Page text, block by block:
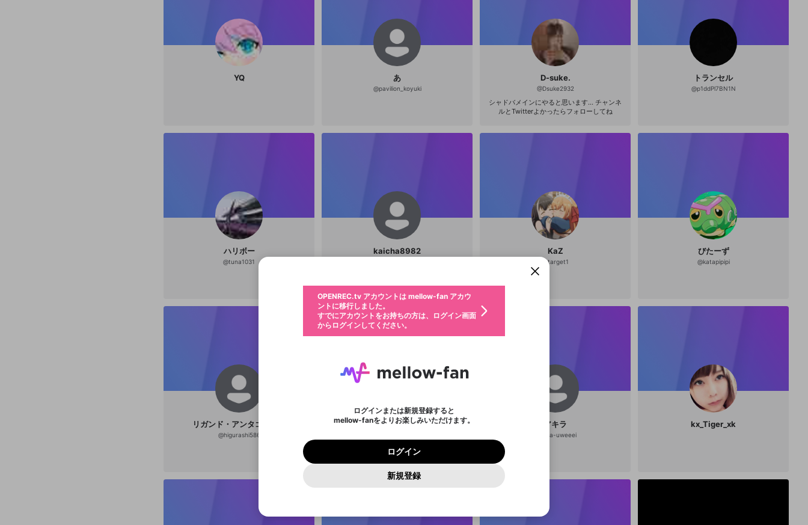
検索履歴をすべて削除しますか？
いいえ はい
YQ あ
@pavilion_koyuki
D-suke.
@Dsuke2932
シャドバメインにやると思います… チャンネ
ルとTwitterよかったらフォローしてね
トランセル
@p1ddPl7BN1N
ハリボー
@tuna1031
kaicha8982 KaZ
@target1
びたーず
@katapipipi
リガンド・アンタゴニスト
@higurashi586
kaito アキラ
akira-uweeei
kx_Tiger_xk
チームメンバーに追加しますか？
キャンセル はい
ブロックリストに追加しますか？
キャンセル OK
この動画の公開は終了しました
OK
ファンレター
応援している配信者にファンレターを送ることができま
す。好きなデザインを選んでメッセージを書いたり、エ
ールアイテムでデコレーションして、配信者に届けまし
※ファンレター機能は有料サービスです。
ファンレターを作成
固定動画に設定
マイページに表示されている動画 (ライブ配信、配信予定、ア
ーカイブ、アップロード動画) をページのトップに1つ固定で
きます。動画タイトル横のメニューより設定することができま
す。
動画プレイリストを選択
選択できるプレイリストがありません。プレイリストは動画の再生画面で作成で
動画プレイリストがありません
ポイントが不足しています
ご確認ください
利用規約とプライバシーポリシーが更新されました。
サービスを利用するには変更後の内容をご確認いただ
利用規約を確認しました。
プライバシーポリシーを確認しました。
確認しました
OPENREC.tv アカウントは mellow-fan アカウ
ントに移行しました。
新規登録
メールアドレスで新規登録
または
Google
Yahoo! JAPAN
Appleでサインアップ
mellow-fanの利用規約・プライバシーポリシー・外部サービ
新規登録
@
進みください。
OPENREC.tvアカウントはmellow-fanアカウン
トに統合しました。
ログイン
メールアドレスでログイン
または
Google
Yahoo! JAPAN
Appleでサインイン
mellow-fanの利用規約・プライバシーポリシー・外部サービ
ログイン
ログイン
パスワードを忘れた方はこちら
アカウントをお持ちですか？アカウントを作成する
OPENREC.tv アカウントは mellow-fan アカウ
ントに移行しました。
すでにアカウントをお持ちの方は、ログイン画面
からログインしてください。
ログインまたは新規登録すると
mellow-fanをよりお楽しみいただけます。
ログイン
新規登録
登録したメールアドレスを入力し、送信してください。
再設定する
入力していただいたメールアドレス
に、パスワード再設定用URLを記載
確認ください
OK
パーソナルデータの登録
年
生年月は登録後に変更できません。
お住まいの地域
ご登録いただいた情報はサービスの向上を目的として
使用いたします。
一部サービスをご利用いただくには、生年月の登録が
必要です。
認証コードの入力
ール記載の6桁の認証コードを入力してください。
及びcs.openrec.co.jpドメイン）が受信拒否設定に含まれて
いないかご確認ください。
入力
セッションの有効期限が切れたた
不適切なユーザーとして報告します
か？
問題を選択してください
わいせつな表現
著作権の侵害
なりすまし行為
報告された問題については、利用規約に違反しているかどうか
をスタッフが確認します。この機能をむやみに使用すること
は、利用規約違反になります。
送信
サブスクシェア
限定コミュニティ参加方法
Discordアカウントをお持ちでない方
Discordアカウントを作成
Discordは第三者が提供するコミュニティーサービスで、mellow-
fanとは関わりがありません。Discordに関してのお問い合わせには
お答えすることができません。Discordの仕様変更により、限定コ
ミュニティ特典の提供が終了する可能性がありますが、その際の補